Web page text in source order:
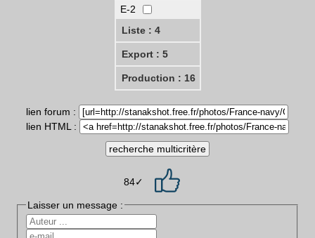
E-2
Liste : 4
Export : 5
Production : 16
lien forum :
lien HTML :
84✓
Laisser un message :